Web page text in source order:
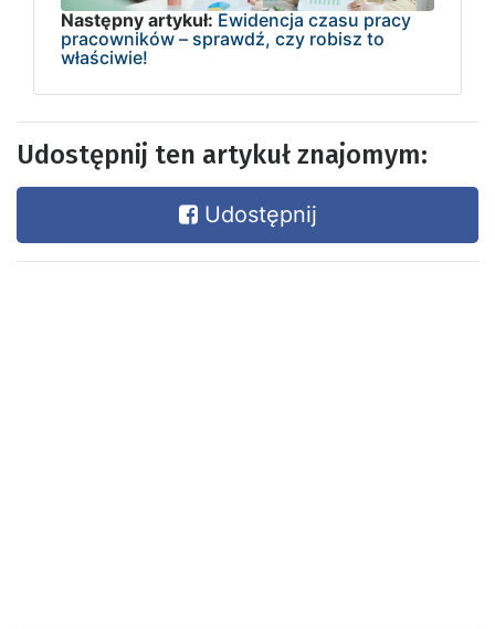
Następny artykuł: Ewidencja czasu pracy
pracowników – sprawdź, czy robisz to
właściwie!
Udostępnij ten artykuł znajomym:
Udostępnij